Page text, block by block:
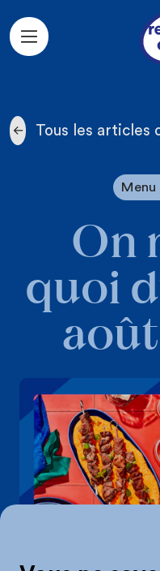
Aller au contenu
Tous les articles
Menu
On
quoi
On